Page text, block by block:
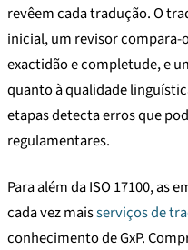
revêem cada tradução. O
inicial, um revisor
exactidão e completude, e
quanto à qualidade
etapas detecta erros que
regulamentares.
Para além da ISO 17100, as
cada vez maisserviços de
conhecimento de GxP.